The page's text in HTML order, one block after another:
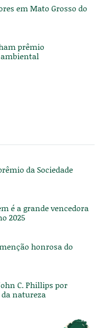
em Mato Grosso do
prêmio
da Sociedade
é a grande vencedora
2025
honrosa do
C. Phillips por
natureza